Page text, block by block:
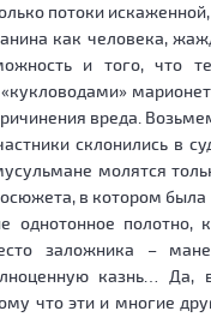
потоки
как человека,
и того, что
вреда.
склонились в
молятся
в котором
однотонное полотно,
заложника –
казнь…
что эти и многие